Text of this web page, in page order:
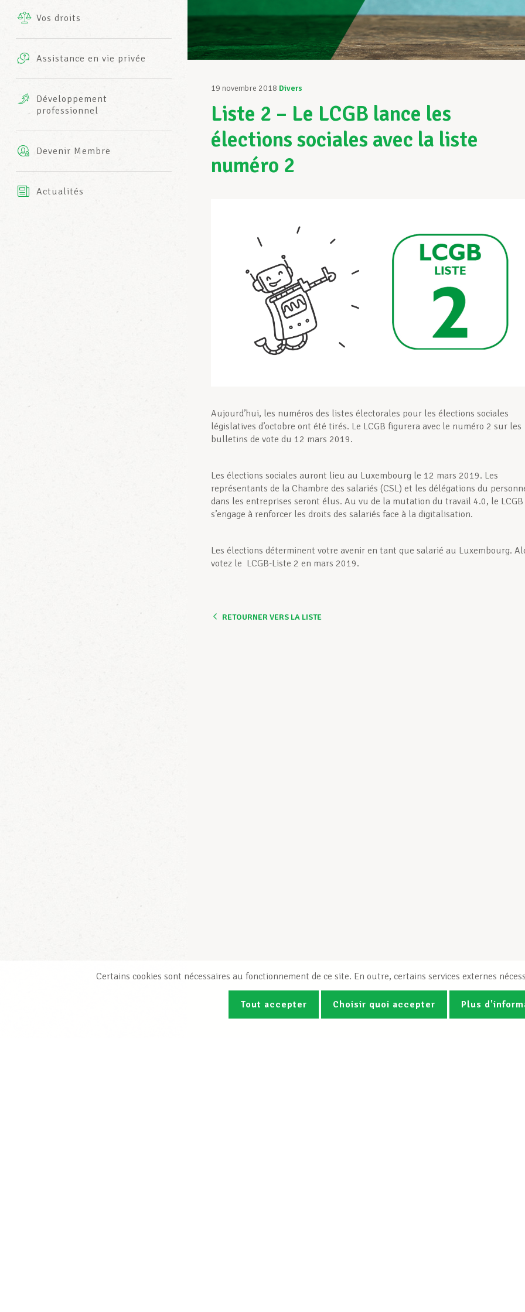
INFO-CENTER
Vos droits
Assistance en vie privée
complémentaires
AXA
Développement
professionnel
Devenir Membre
Actualités
19 novembre 2018 Divers
Liste 2 – Le LCGB lance les
élections sociales avec la liste
numéro 2
Aujourd’hui, les numéros des listes électorales pour les élections sociales
législatives d’octobre ont été tirés. Le LCGB figurera avec le numéro 2 sur les
bulletins de vote du 12 mars 2019.
Les élections sociales auront lieu au Luxembourg le 12 mars 2019. Les
représentants de la Chambre des salariés (CSL) et les délégations du
dans les entreprises seront élus. Au vu de la mutation du travail 4.0, le LCGB
s’engage à renforcer les droits des salariés face à la digitalisation.
Les élections déterminent votre avenir en tant que salarié au Luxembourg.
votez le LCGB-Liste 2 en mars 2019.
RETOURNER VERS LA LISTE
Certains cookies sont nécessaires au fonctionnement de ce site. En outre, certains services externes
Tout accepter Choisir quoi accepter Plus